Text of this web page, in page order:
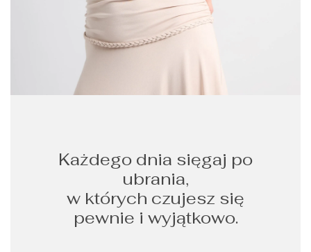
Każdego dnia sięgaj po
ubrania,
w których czujesz się
pewnie i wyjątkowo.